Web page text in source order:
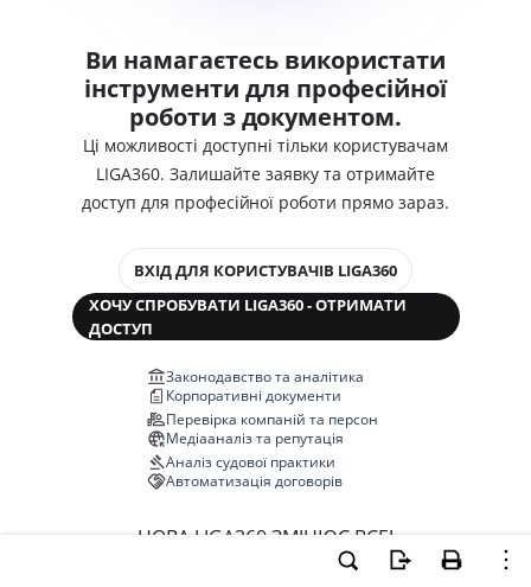
Ви намагаєтесь використати
інструменти для професійної
роботи з документом.
Ці можливості доступні тільки користувачам
LIGA360. Залишайте заявку та отримайте
доступ для професійної роботи прямо зараз.
ВХІД ДЛЯ КОРИСТУВАЧІВ LIGA360
ХОЧУ СПРОБУВАТИ LIGA360 - ОТРИМАТИ
ДОСТУП
Законодавство та аналітика
Корпоративні документи
Перевірка компаній та персон
Медіааналіз та репутація
Аналіз судової практики
Автоматизація договорів
НОВА LIGA360 ЗМІНЮЄ ВСЕ!